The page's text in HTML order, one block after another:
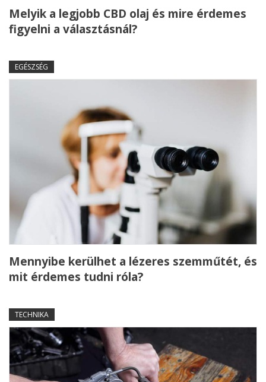
Melyik a legjobb CBD olaj és mire érdemes
figyelni a választásnál?
EGÉSZSÉG
Mennyibe kerülhet a lézeres szemműtét, és
mit érdemes tudni róla?
TECHNIKA